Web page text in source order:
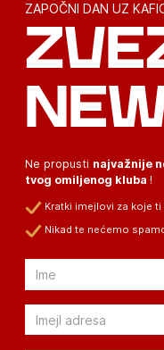
ZAPOČNI DAN UZ
Ne propusti najvažnije
tvog omiljenog kluba !
Kratki imejlovi za koje
Nikad te nećemo
Email
Email